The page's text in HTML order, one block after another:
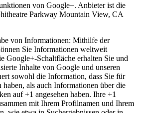
von Google+. Anbieter ist die
Parkway Mountain View, CA
von Informationen: Mithilfe der
Sie Informationen weltweit
Google+-Schaltfläche erhalten Sie und
Inhalte von Google und unseren
sowohl die Information, dass Sie für
haben, als auch Informationen über die
auf +1 angesehen haben. Ihre +1
mit Ihrem Profilnamen und Ihrem